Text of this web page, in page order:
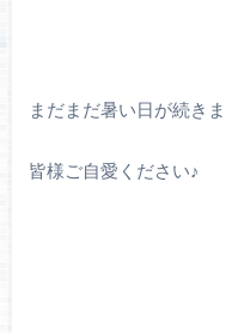
まだまだ暑い日が続き
皆様ご自愛ください♪